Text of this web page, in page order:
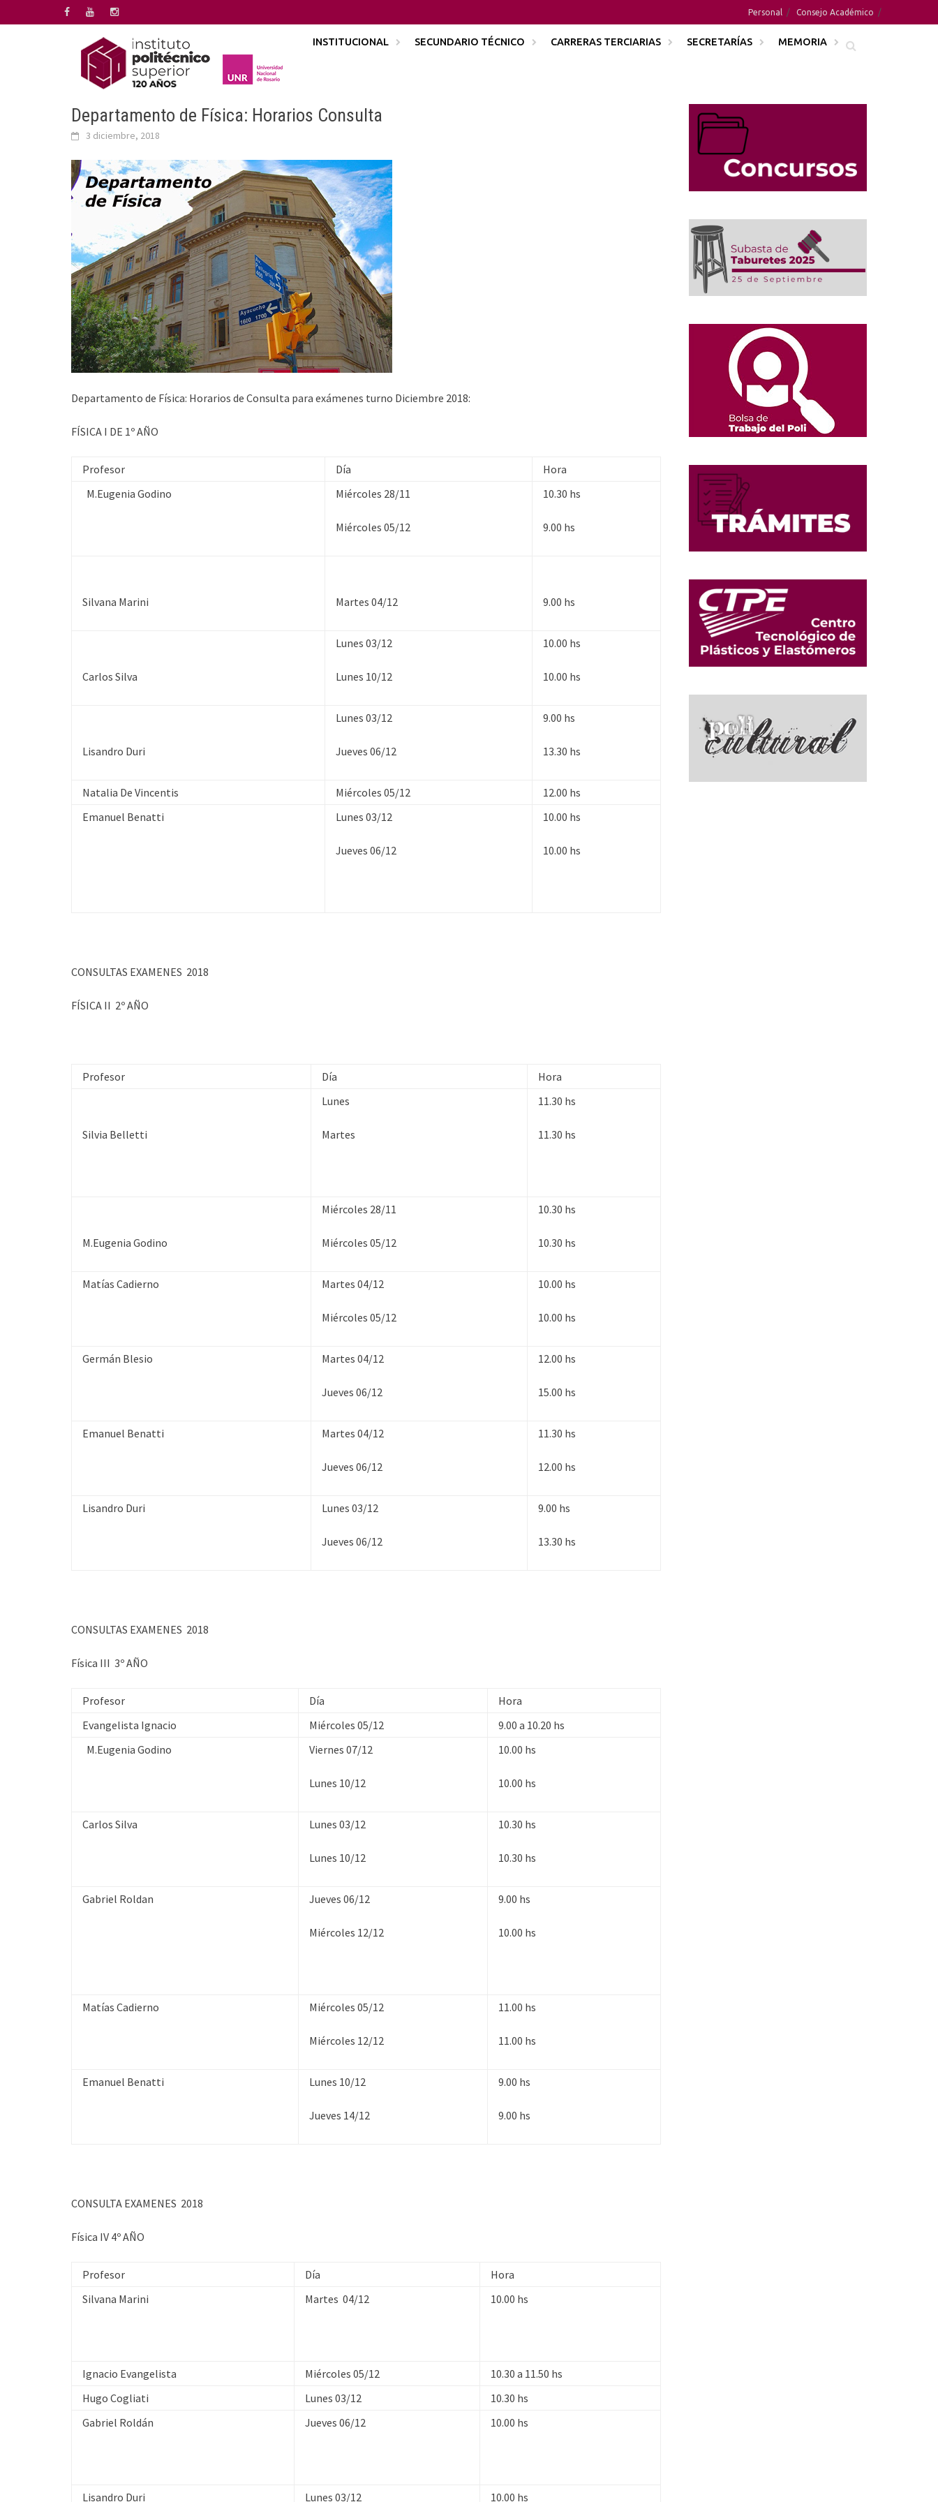
al
Personal Consejo Académico
INSTITUCIONAL SECUNDARIO TÉCNICO CARRERAS TERCIARIAS SECRETARÍAS MEMORIA
Departamento de Física: Horarios Consulta
3 diciembre, 2018
Departamento de Física: Horarios de Consulta para exámenes turno Diciembre 2018:
FÍSICA I DE 1º AÑO
Profesor Día
Hora
M.Eugenia Godino
Miércoles 28/11
Miércoles 05/12
10.30 hs
9.00 hs
Silvana Marini Martes 04/12 9.00 hs
Carlos Silva
Lunes 03/12
Lunes 10/12
10.00 hs
10.00 hs
Lisandro Duri
Lunes 03/12
Jueves 06/12
9.00 hs
13.30 hs
Natalia De Vincentis Miércoles 05/12
12.00 hs
Emanuel Benatti
Lunes 03/12
Jueves 06/12
10.00 hs
10.00 hs
CONSULTAS EXAMENES 2018
FÍSICA II 2º AÑO
Profesor Día Hora
Silvia Belletti
Lunes
Martes
11.30 hs
11.30 hs
M.Eugenia Godino
Miércoles 28/11
Miércoles 05/12
10.30 hs
10.30 hs
Matías Cadierno Martes 04/12
Miércoles 05/12
10.00 hs
10.00 hs
Germán Blesio Martes 04/12
Jueves 06/12
12.00 hs
15.00 hs
Emanuel Benatti Martes 04/12
Jueves 06/12
11.30 hs
12.00 hs
Lisandro Duri Lunes 03/12
Jueves 06/12
9.00 hs
13.30 hs
CONSULTAS EXAMENES 2018
Física III 3º AÑO
Profesor Día
Hora
Evangelista Ignacio
Miércoles 05/12
9.00 a 10.20 hs
M.Eugenia Godino
Viernes 07/12
Lunes 10/12
10.00 hs
10.00 hs
Carlos Silva Lunes 03/12
Lunes 10/12
10.30 hs
10.30 hs
Gabriel Roldan Jueves 06/12
Miércoles 12/12
9.00 hs
10.00 hs
Matías Cadierno Miércoles 05/12
Miércoles 12/12
11.00 hs
11.00 hs
Emanuel Benatti Lunes 10/12
Jueves 14/12
9.00 hs
9.00 hs
CONSULTA EXAMENES 2018
Física IV 4º AÑO
Profesor Día
Hora
Silvana Marini
Martes 04/12 10.00 hs
Ignacio Evangelista Miércoles 05/12
10.30 a 11.50 hs
Hugo Cogliati
Lunes 03/12
10.30 hs
Gabriel Roldán
Jueves 06/12 10.00 hs
Lisandro Duri Lunes 03/12 10.00 hs